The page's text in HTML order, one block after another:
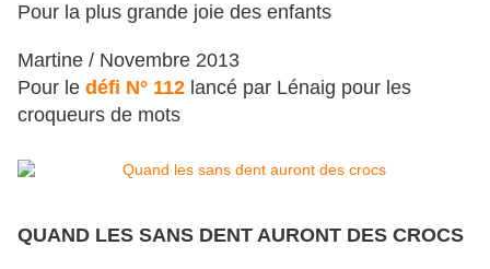
Pour la plus grande joie des enfants
Martine / Novembre 2013
Pour le défi N° 112 lancé par Lénaig pour les
croqueurs de mots
QUAND LES SANS DENT AURONT DES CROCS